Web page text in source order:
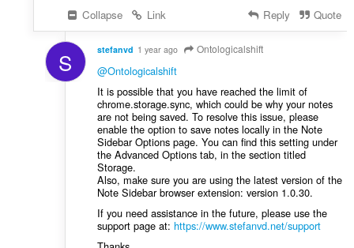
Collapse
Link Reply Quote
S stefanvd 1 year ago Ontologicalshift
@Ontologicalshift
It is possible that you have reached the limit of
chrome.storage.sync, which could be why your notes
are not being saved. To resolve this issue, please
enable the option to save notes locally in the Note
Sidebar Options page. You can find this setting under
the Advanced Options tab, in the section titled
Storage.
Also, make sure you are using the latest version of the
Note Sidebar browser extension: version 1.0.30.
If you need assistance in the future, please use the
support page at: https://www.stefanvd.net/support